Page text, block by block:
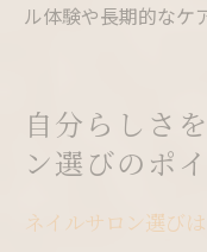
ル体験や長期的なケ
自分らしさ
ン選びのポ
ネイルサロン選び